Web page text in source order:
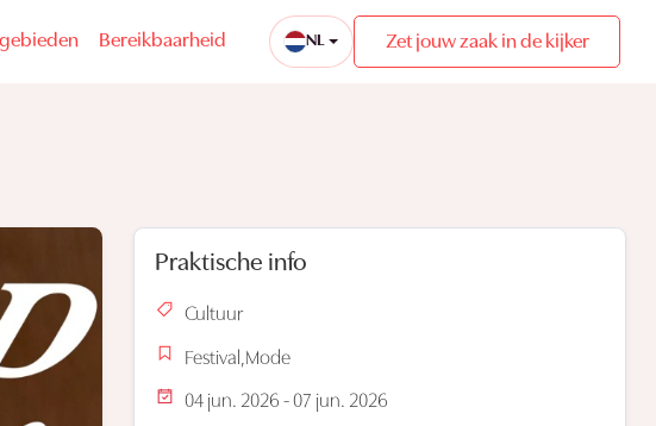
Bereikbaarheid NL Zet jouw zaak in de kijker
Praktische info
Cultuur
Festival,Mode
04 jun. 2026 - 07 jun. 2026